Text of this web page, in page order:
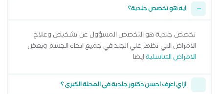
ايه هو تخصص جلدية؟
تخصص جلدية هو التخصص المسؤول عن تشخيص وعلاج
الامراض التي تظهر علي الجلد في جميع انحاء الجسم وبعض
الامراض التناسليةايضا
ازاي اعرف احسن دكتور جلدية في المحلة الكبرى ؟